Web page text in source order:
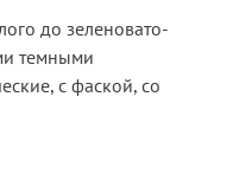
до зеленовато-
темными
с фаской, со